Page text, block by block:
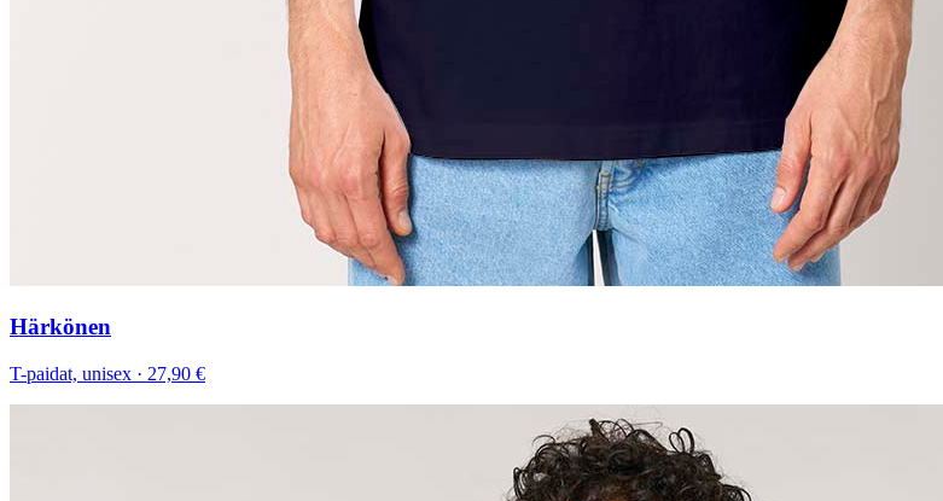
Härkönen
T-paidat, unisex · 27,90 €